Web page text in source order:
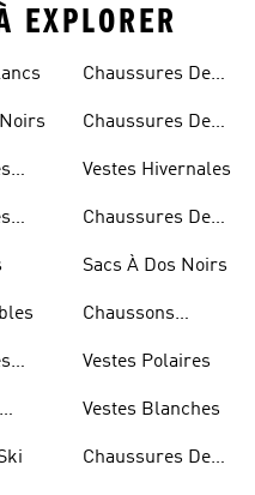
EXPLORER
Chaussures De
Chaussures De
Vestes Hivernales
Chaussures De
Sacs À Dos Noirs
Chaussons
Vestes Polaires
Vestes Blanches
Chaussures De